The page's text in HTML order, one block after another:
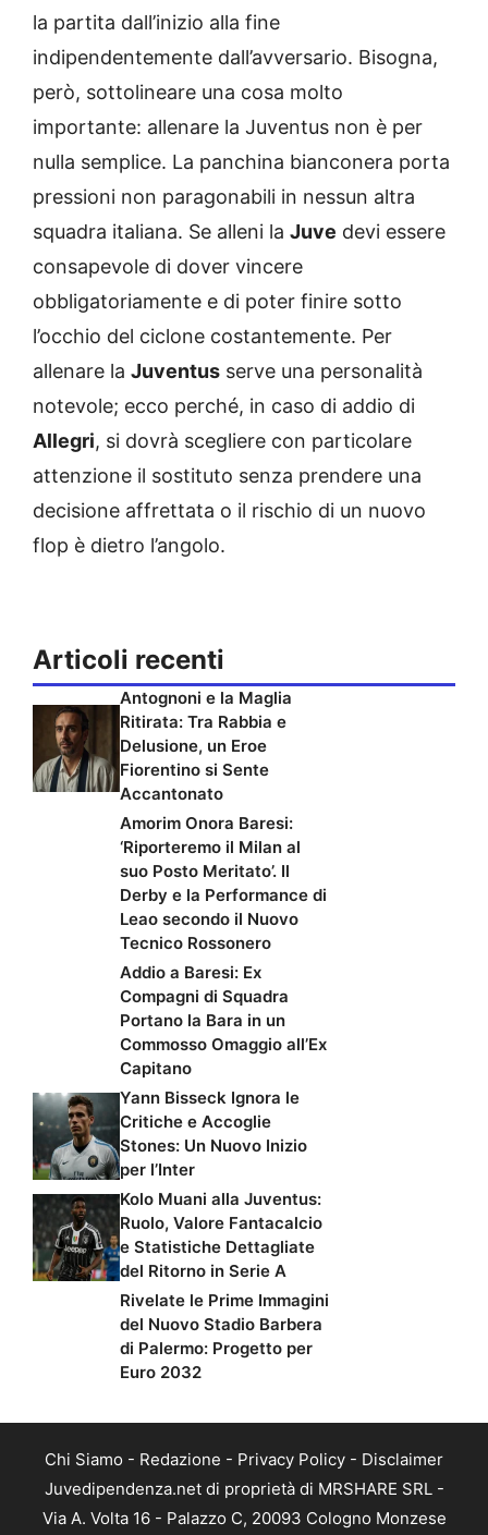
la partita dall’inizio alla fine
indipendentemente dall’avversario. Bisogna,
però, sottolineare una cosa molto
importante: allenare la Juventus non è per
nulla semplice. La panchina bianconera porta
pressioni non paragonabili in nessun altra
squadra italiana. Se alleni la Juve devi essere
consapevole di dover vincere
obbligatoriamente e di poter finire sotto
l’occhio del ciclone costantemente. Per
allenare la Juventus serve una personalità
notevole; ecco perché, in caso di addio di
Allegri, si dovrà scegliere con particolare
attenzione il sostituto senza prendere una
decisione affrettata o il rischio di un nuovo
flop è dietro l’angolo.
Articoli recenti
Antognoni e la Maglia
Ritirata: Tra Rabbia e
Delusione, un Eroe
Fiorentino si Sente
Accantonato
Amorim Onora Baresi:
‘Riporteremo il Milan al
suo Posto Meritato’. Il
Derby e la Performance di
Leao secondo il Nuovo
Tecnico Rossonero
Addio a Baresi: Ex
Compagni di Squadra
Portano la Bara in un
Commosso Omaggio all’Ex
Capitano
Yann Bisseck Ignora le
Critiche e Accoglie
Stones: Un Nuovo Inizio
per l’Inter
Kolo Muani alla Juventus:
Ruolo, Valore Fantacalcio
e Statistiche Dettagliate
del Ritorno in Serie A
Rivelate le Prime Immagini
del Nuovo Stadio Barbera
di Palermo: Progetto per
Euro 2032
Chi Siamo - Redazione - Privacy Policy - Disclaimer
Juvedipendenza.net di proprietà di MRSHARE SRL -
Via A. Volta 16 - Palazzo C, 20093 Cologno Monzese